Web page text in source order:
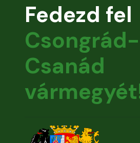
Fedezd fel
Csongrád-
Csanád